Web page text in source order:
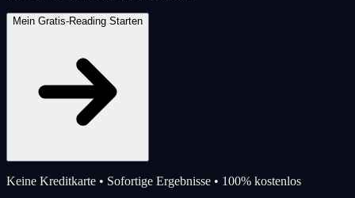
Mein Gratis-Reading Starten
Keine Kreditkarte • Sofortige Ergebnisse • 100% kostenlos